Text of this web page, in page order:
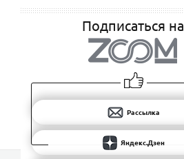
Подписаться на
Рассылка
Яндекс.Дзен